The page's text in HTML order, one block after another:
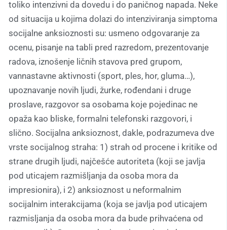
toliko intenzivni da dovedu i do paničnog napada. Neke
od situacija u kojima dolazi do intenziviranja simptoma
socijalne anksioznosti su: usmeno odgovaranje za
ocenu, pisanje na tabli pred razredom, prezentovanje
radova, iznošenje ličnih stavova pred grupom,
vannastavne aktivnosti (sport, ples, hor, gluma…),
upoznavanje novih ljudi, žurke, rođendani i druge
proslave, razgovor sa osobama koje pojedinac ne
opaža kao bliske, formalni telefonski razgovori, i
slično. Socijalna anksioznost, dakle, podrazumeva dve
vrste socijalnog straha: 1) strah od procene i kritike od
strane drugih ljudi, najčešće autoriteta (koji se javlja
pod uticajem razmišljanja da osoba mora da
impresionira), i 2) anksioznost u neformalnim
socijalnim interakcijama (koja se javlja pod uticajem
razmisljanja da osoba mora da bude prihvaćena od